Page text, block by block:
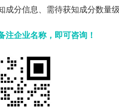
成分信息、需待获知成分数量
注企业名称，即可咨询！